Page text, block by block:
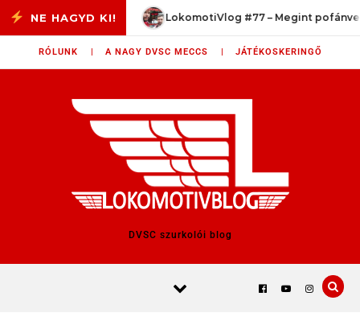
Skip to content
I 3/33 LokomotiVlog #77 – Megint pofánvert a
RÓLUNK | A NAGY DVSC MECCS | JÁTÉKOSKERINGŐ
DVSC szurkolói blog